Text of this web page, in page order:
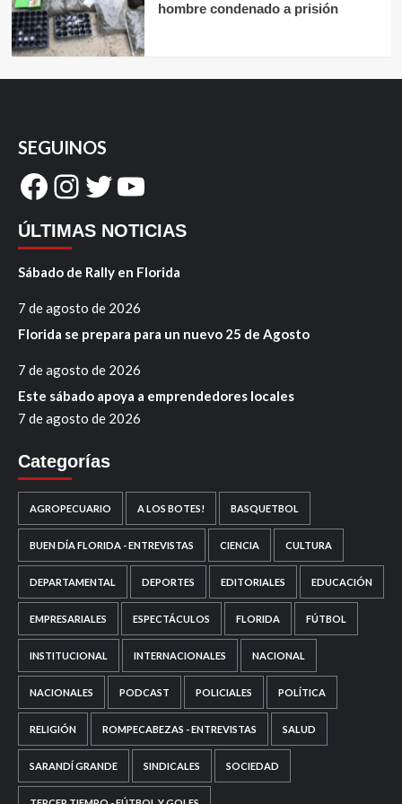
hombre condenado a prisión
SEGUINOS
Facebook
Instagram
Twitter
YouTube
ÚLTIMAS NOTICIAS
Sábado de Rally en Florida
7 de agosto de 2026
Florida se prepara para un nuevo 25 de Agosto
7 de agosto de 2026
Este sábado apoya a emprendedores locales
7 de agosto de 2026
Categorías
AGROPECUARIO A LOS BOTES! BASQUETBOL
BUEN DÍA FLORIDA - ENTREVISTAS CIENCIA CULTURA
DEPARTAMENTAL DEPORTES EDITORIALES EDUCACIÓN
EMPRESARIALES ESPECTÁCULOS FLORIDA FÚTBOL
INSTITUCIONAL INTERNACIONALES NACIONAL
NACIONALES PODCAST POLICIALES POLÍTICA
RELIGIÓN ROMPECABEZAS - ENTREVISTAS SALUD
SARANDÍ GRANDE SINDICALES SOCIEDAD